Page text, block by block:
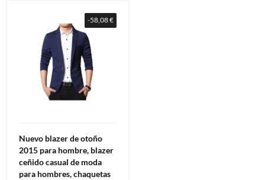
-58,08 €
Nuevo blazer de otoño
2015 para hombre, blazer
ceñido casual de moda
para hombres, chaquetas